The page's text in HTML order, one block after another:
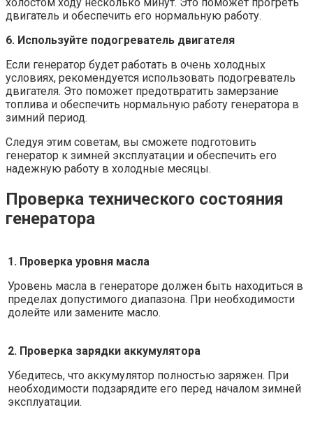
двигатель и обеспечить его нормальную работу.
6. Используйте подогреватель двигателя
Если генератор будет работать в очень холодных
условиях, рекомендуется использовать подогреватель
двигателя. Это поможет предотвратить замерзание
топлива и обеспечить нормальную работу генератора в
зимний период.
Следуя этим советам, вы сможете подготовить
генератор к зимней эксплуатации и обеспечить его
надежную работу в холодные месяцы.
Проверка технического состояния
генератора
1. Проверка уровня масла
Уровень масла в генераторе должен быть находиться в
пределах допустимого диапазона. При необходимости
долейте или замените масло.
2. Проверка зарядки аккумулятора
Убедитесь, что аккумулятор полностью заряжен. При
необходимости подзарядите его перед началом зимней
эксплуатации.